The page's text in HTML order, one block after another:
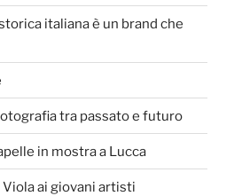
italiana è un brand che
tra passato e futuro
in mostra a Lucca
Viola ai giovani artisti